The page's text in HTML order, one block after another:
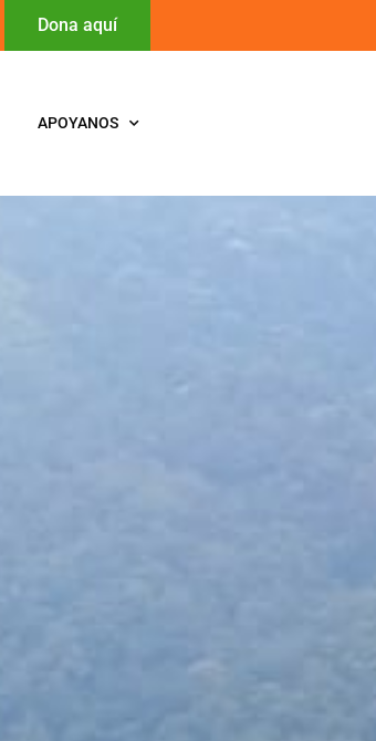
Dona aquí
APOYANOS